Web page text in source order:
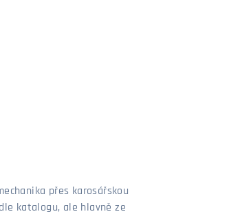
přes karosářskou
katalogu, ale hlavně ze